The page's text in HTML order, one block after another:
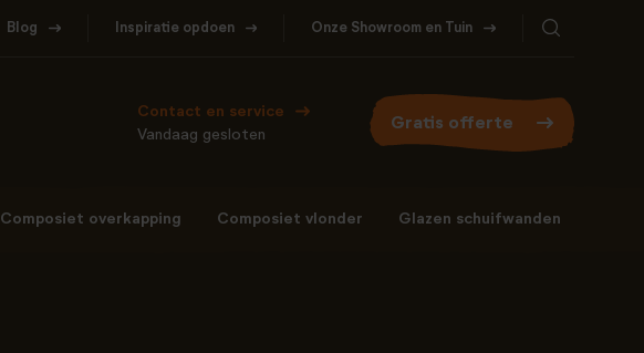
Blog Inspiratie opdoen Onze Showroom en Tuin
Contact en service
Vandaag gesloten
Gratis offerte
Composiet overkapping Composiet vlonder Glazen schuifwanden